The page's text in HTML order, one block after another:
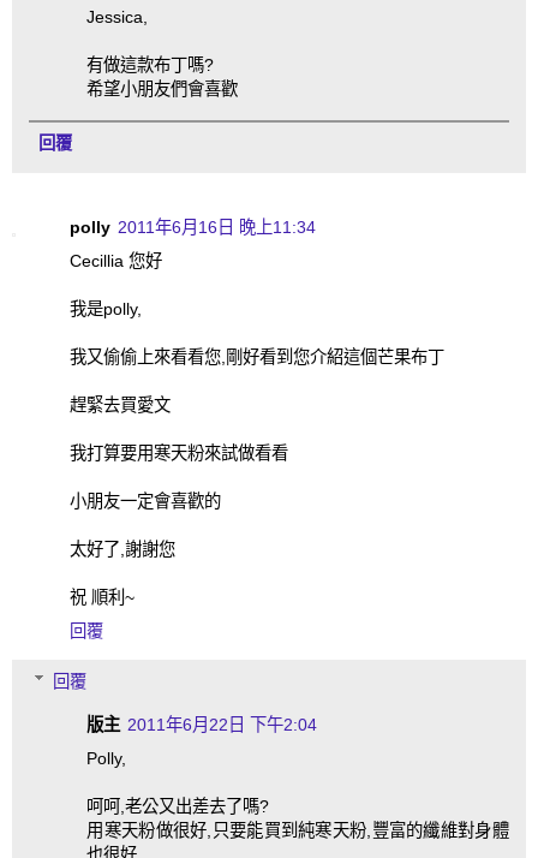
Jessica,
有做這款布丁嗎?
希望小朋友們會喜歡
回覆
polly 2011年6月16日 晚上11:34
Cecillia 您好
我是polly,
我又偷偷上來看看您,剛好看到您介紹這個芒果布丁
趕緊去買愛文
我打算要用寒天粉來試做看看
小朋友一定會喜歡的
太好了,謝謝您
祝 順利~
回覆
回覆
版主 2011年6月22日 下午2:04
Polly,
呵呵,老公又出差去了嗎?
用寒天粉做很好,只要能買到純寒天粉,豐富的纖維對身體
也很好